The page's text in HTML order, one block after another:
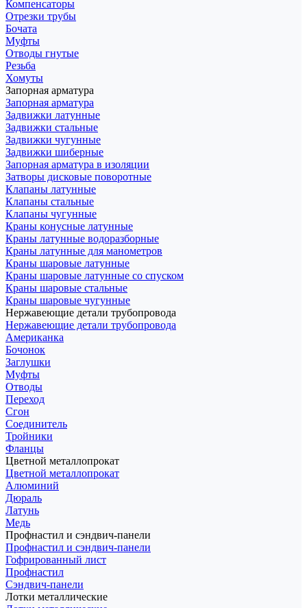
Компенсаторы
Отрезки трубы
Бочата
Муфты
Отводы гнутые
Резьба
Хомуты
Запорная арматура
Запорная арматура
Задвижки латунные
Задвижки стальные
Задвижки чугунные
Задвижки шиберные
Запорная арматура в изоляции
Затворы дисковые поворотные
Клапаны латунные
Клапаны стальные
Клапаны чугунные
Краны конусные латунные
Краны латунные водоразборные
Краны латунные для манометров
Краны шаровые латунные
Краны шаровые латунные со спуском
Краны шаровые стальные
Краны шаровые чугунные
Нержавеющие детали трубопровода
Нержавеющие детали трубопровода
Американка
Бочонок
Заглушки
Муфты
Отводы
Переход
Сгон
Соединитель
Тройники
Фланцы
Цветной металлопрокат
Цветной металлопрокат
Алюминий
Дюраль
Латунь
Медь
Профнастил и сэндвич-панели
Профнастил и сэндвич-панели
Гофрированный лист
Профнастил
Сэндвич-панели
Лотки металлические